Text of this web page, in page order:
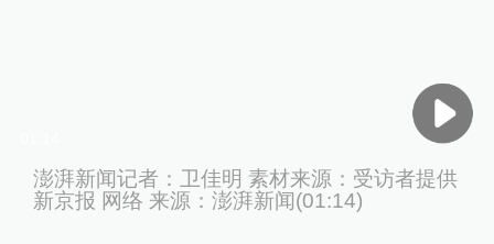
澎湃新闻记者：卫佳明 素材来源：受访者提供
新京报 网络 来源：澎湃新闻(01:14)